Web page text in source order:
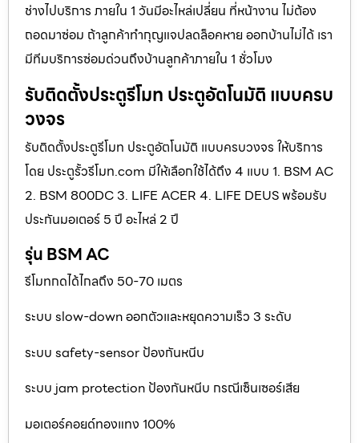
ช่างไปบริการ ภายใน 1 วันมีอะไหล่เปลี่ยน ที่หน้างาน ไม่ต้อง
ถอดมาซ่อม ถ้าลูกค้าทำกุญแจปลดล็อคหาย ออกบ้านไม่ได้ เรา
มีทีมบริการซ่อมด่วนถึงบ้านลูกค้าภายใน 1 ชั่วโมง
รับติดตั้งประตูรีโมท ประตูอัตโนมัติ แบบครบ
วงจร
รับติดตั้งประตูรีโมท ประตูอัตโนมัติ แบบครบวงจร ให้บริการ
โดย ประตูรั้วรีโมท.com มีให้เลือกใช้ได้ถึง 4 แบบ 1. BSM AC
2. BSM 800DC 3. LIFE ACER 4. LIFE DEUS พร้อมรับ
ประกันมอเตอร์ 5 ปี อะไหล่ 2 ปี
รุ่น BSM AC
รีโมทกดได้ไกลถึง 50-70 เมตร
ระบบ slow-down ออกตัวและหยุดความเร็ว 3 ระดับ
ระบบ safety-sensor ป้องกันหนีบ
ระบบ jam protection ป้องกันหนีบ กรณีเซ็นเซอร์เสีย
มอเตอร์คอยด์ทองแทง 100%